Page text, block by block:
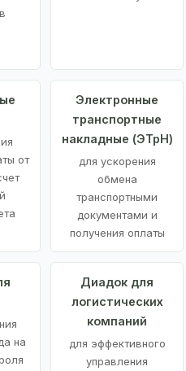
от
Электронные
транспортные
накладные (ЭТрН)
для ускорения
обмена
транспортными
документами и
получения оплаты
на
Диадок для
логистических
компаний
для эффективного
управления